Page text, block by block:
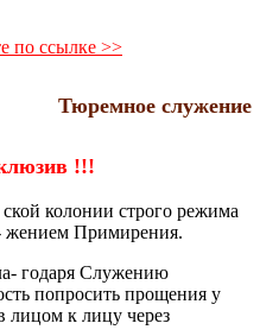
по ссылке >>
Тюремное служение
!!!
колонии строго режима
жением Примирения.
годаря Служению
попросить прощения у
лицом к лицу через